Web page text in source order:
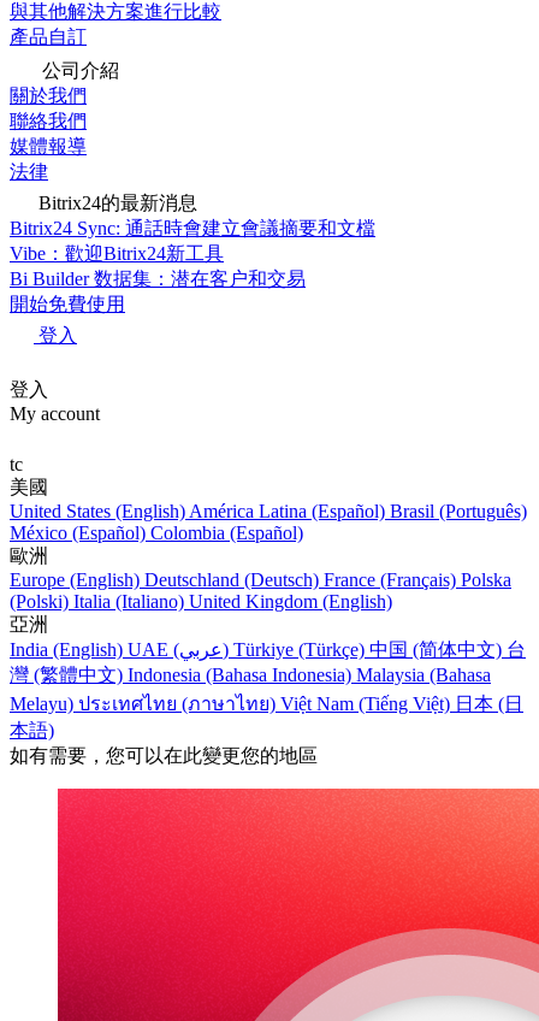
與其他解決方案進行比較
產品自訂
公司介紹
關於我們
聯絡我們
媒體報導
法律
Bitrix24的最新消息
Bitrix24 Sync: 通話時會建立會議摘要和文檔
Vibe：歡迎Bitrix24新工具
Bi Builder 数据集：潜在客户和交易
開始免費使用
登入
登入
My account
tc
美國
United States (English) América Latina (Español) Brasil (Português)
México (Español) Colombia (Español)
歐洲
Europe (English) Deutschland (Deutsch) France (Français) Polska
(Polski) Italia (Italiano) United Kingdom (English)
亞洲
India (English)
UAE (عربي) Türkiye (Türkçe) 中国 (简体中文) 台
灣 (繁體中文) Indonesia (Bahasa Indonesia) Malaysia (Bahasa
Melayu) ประเทศไทย (ภาษาไทย) Việt Nam (Tiếng Việt) 日本 (日
本語)
如有需要，您可以在此變更您的地區